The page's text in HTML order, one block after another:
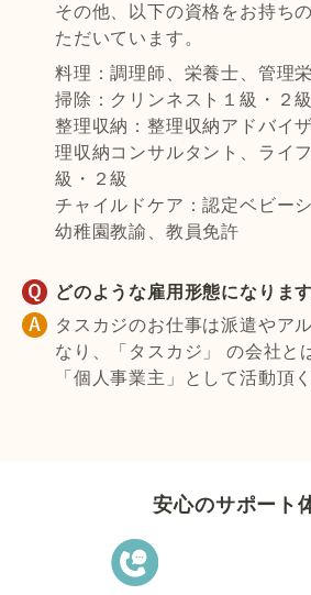
その他、以下の資格をお持ち
ただいています。
料理：調理師、栄養士、管理
掃除：クリンネスト１級・２級
整理収納：整理収納アドバイ
理収納コンサルタント、ライ
級・２級
チャイルドケア：認定ベビー
幼稚園教諭、教員免許
どのような雇用形態になりま
タスカジのお仕事は派遣やア
なり、「タスカジ」 の会社と
「個人事業主」として活動頂
安心のサポート